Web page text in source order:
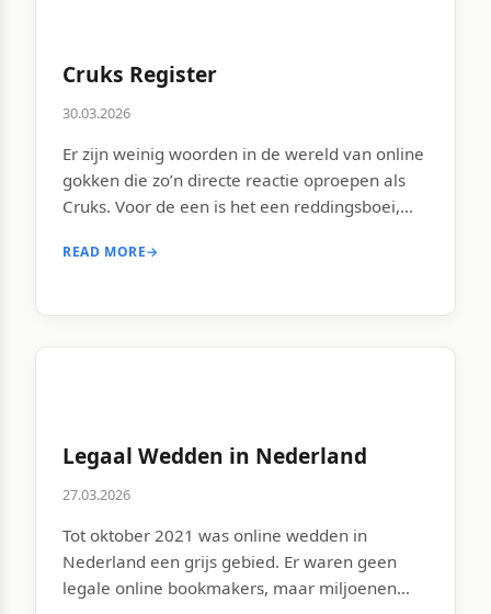
Cruks Register
30.03.2026
Er zijn weinig woorden in de wereld van online
gokken die zo’n directe reactie oproepen als
Cruks. Voor de een is het een reddingsboei,
een ander een abstract begrip waar ze vaag
hebben nagedacht. Toch is het Centraal
READ MORE→
Legaal Wedden in Nederland
27.03.2026
Tot oktober 2021 was online wedden in
Nederland een grijs gebied. Er waren geen
legale online bookmakers, maar miljoenen